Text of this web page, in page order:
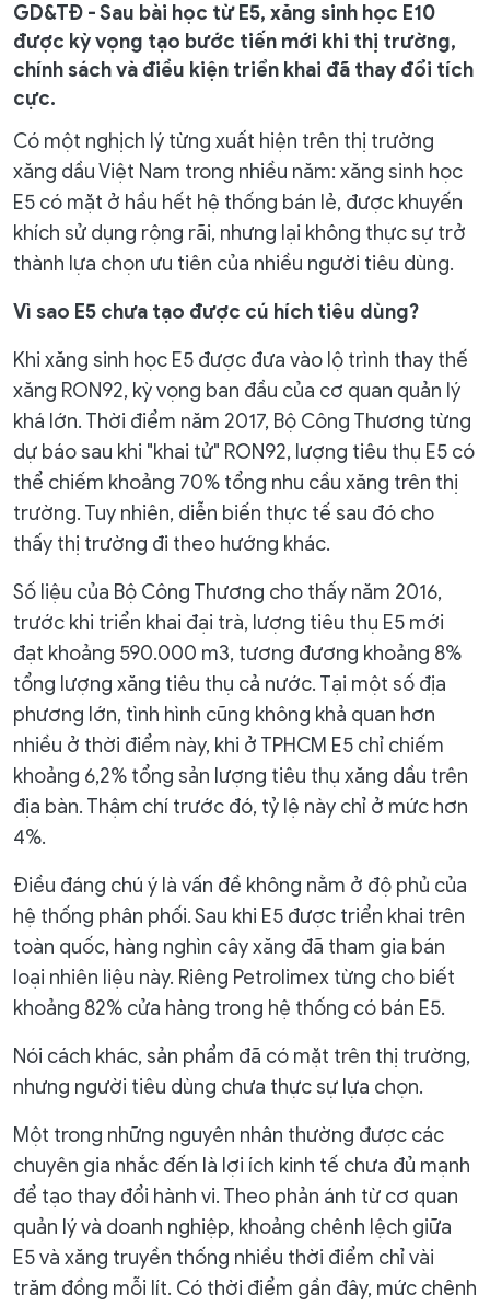
GD&TĐ - Sau bài học từ E5, xăng sinh học E10
được kỳ vọng tạo bước tiến mới khi thị trường,
chính sách và điều kiện triển khai đã thay đổi tích
cực.
Có một nghịch lý từng xuất hiện trên thị trường
xăng dầu Việt Nam trong nhiều năm: xăng sinh học
E5 có mặt ở hầu hết hệ thống bán lẻ, được khuyến
khích sử dụng rộng rãi, nhưng lại không thực sự trở
thành lựa chọn ưu tiên của nhiều người tiêu dùng.
Vì sao E5 chưa tạo được cú hích tiêu dùng?
Khi xăng sinh học E5 được đưa vào lộ trình thay thế
xăng RON92, kỳ vọng ban đầu của cơ quan quản lý
khá lớn. Thời điểm năm 2017, Bộ Công Thương từng
dự báo sau khi "khai tử" RON92, lượng tiêu thụ E5 có
thể chiếm khoảng 70% tổng nhu cầu xăng trên thị
trường. Tuy nhiên, diễn biến thực tế sau đó cho
thấy thị trường đi theo hướng khác.
Số liệu của Bộ Công Thương cho thấy năm 2016,
trước khi triển khai đại trà, lượng tiêu thụ E5 mới
đạt khoảng 590.000 m3, tương đương khoảng 8%
tổng lượng xăng tiêu thụ cả nước. Tại một số địa
phương lớn, tình hình cũng không khả quan hơn
nhiều ở thời điểm này, khi ở TPHCM E5 chỉ chiếm
khoảng 6,2% tổng sản lượng tiêu thụ xăng dầu trên
địa bàn. Thậm chí trước đó, tỷ lệ này chỉ ở mức hơn
4%.
Điều đáng chú ý là vấn đề không nằm ở độ phủ của
hệ thống phân phối. Sau khi E5 được triển khai trên
toàn quốc, hàng nghìn cây xăng đã tham gia bán
loại nhiên liệu này. Riêng Petrolimex từng cho biết
khoảng 82% cửa hàng trong hệ thống có bán E5.
Nói cách khác, sản phẩm đã có mặt trên thị trường,
nhưng người tiêu dùng chưa thực sự lựa chọn.
Một trong những nguyên nhân thường được các
chuyên gia nhắc đến là lợi ích kinh tế chưa đủ mạnh
để tạo thay đổi hành vi. Theo phản ánh từ cơ quan
quản lý và doanh nghiệp, khoảng chênh lệch giữa
E5 và xăng truyền thống nhiều thời điểm chỉ vài
trăm đồng mỗi lít. Có thời điểm gần đây, mức chênh